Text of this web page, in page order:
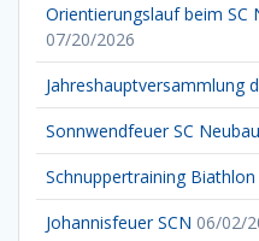
Orientierungslauf beim SC
07/20/2026
Jahreshauptversammlung
Sonnwendfeuer SC Neubau
Schnuppertraining Biathlon
Johannisfeuer SCN 06/02/